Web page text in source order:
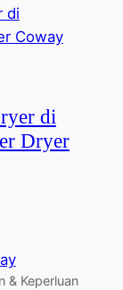
di
Dryer
& Keperluan